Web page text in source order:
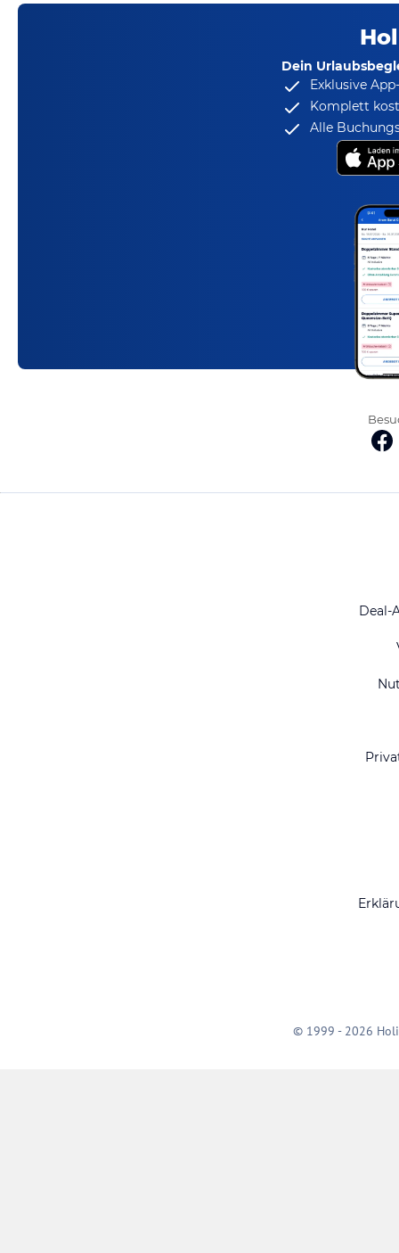
Dein
Exklusive
Komplett
Alle
Deal-
© 1999 - 2026